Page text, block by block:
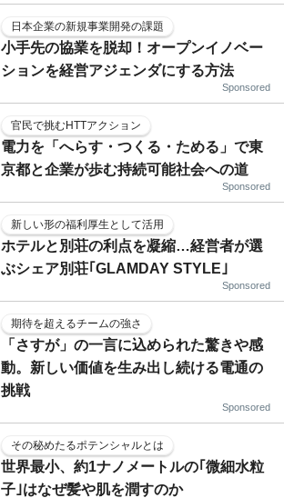
日本企業の新規事業開発の課題
小手先の協業を脱却！オープンイノベー
ションを経営アジェンダにする方法
Sponsored
官民で挑むHTTアクション
電力を「へらす・つくる・ためる」で東
京都と企業が歩む持続可能社会への道
Sponsored
新しい形の福利厚生として活用
ホテルと別荘の利点を凝縮…経営者が選
ぶシェア別荘｢GLAMDAY STYLE｣
Sponsored
期待を超えるチームの強さ
「さすが」の一言に込められた驚きや感
動。新しい価値を生み出し続ける電通の
挑戦
Sponsored
その秘めたるポテンシャルとは
世界最小、約1ナノメートルの｢微細水粒
子｣はなぜ髪や肌を潤すのか